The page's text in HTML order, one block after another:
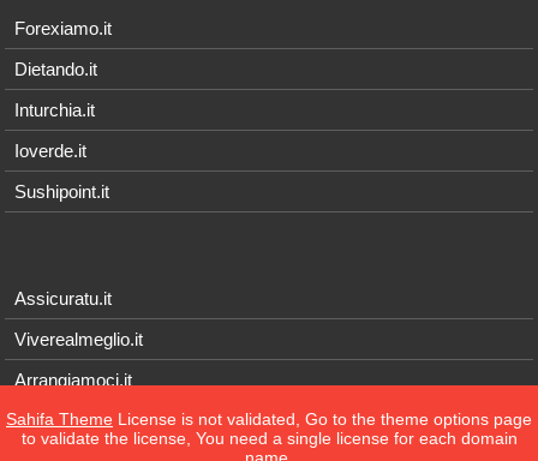
Forexiamo.it
Dietando.it
Inturchia.it
Ioverde.it
Sushipoint.it
Assicuratu.it
Viverealmeglio.it
Arrangiamoci.it
Tecnichef.it
Sahifa Theme License is not validated, Go to the theme options page
to validate the license, You need a single license for each domain